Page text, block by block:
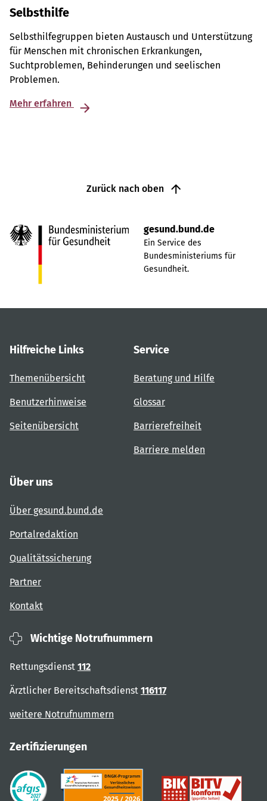
Selbsthilfe
Selbsthilfegruppen bieten Austausch und Unterstützung
für Menschen mit chronischen Erkrankungen,
Suchtproblemen, Behinderungen und seelischen
Problemen.
Mehr erfahren
Zurück nach oben
gesund.bund.de
Ein Service des
Bundesministeriums für
Gesundheit.
Hilfreiche Links
Themenübersicht
Benutzerhinweise
Seitenübersicht
Service
Beratung und Hilfe
Glossar
Barrierefreiheit
Barriere melden
Über uns
Über gesund.bund.de
Portalredaktion
Qualitätssicherung
Partner
Kontakt
Wichtige Notrufnummern
Rettungsdienst 112
Ärztlicher Bereitschaftsdienst 116117
weitere Notrufnummern
Zertifizierungen